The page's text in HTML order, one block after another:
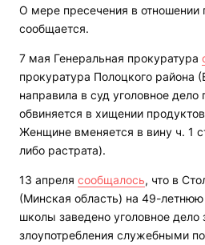
О мере пресечения в отношении
сообщается.
7 мая Генеральная прокуратура
прокуратура Полоцкого района
направила в суд уголовное дело
обвиняется в хищении
Женщине вменяется в вину ч. 1
либо растрата).
13 апреля сообщалось, что в
(Минская область) на 49-
школы заведено уголовное дело
злоупотребления служебными